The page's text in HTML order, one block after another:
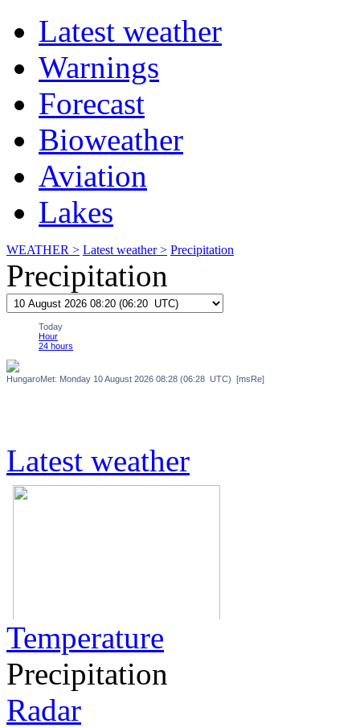
Latest weather
Warnings
Forecast
Bioweather
Aviation
Lakes
WEATHER > Latest weather > Precipitation
Precipitation
Latest weather
Temperature
Precipitation
Radar